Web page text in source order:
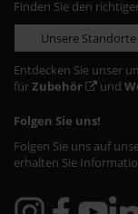
Finden Sie den
Unsere Standorte
Entdecken Sie unser
fürZubehör und
Folgen Sie uns!
Folgen Sie uns auf
erhalten Sie